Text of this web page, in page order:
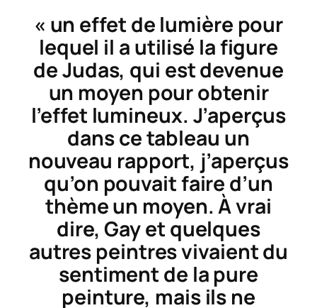
« un effet de lumière pour
lequel il a utilisé la figure
de Judas, qui est devenue
un moyen pour obtenir
l’effet lumineux. J’aperçus
dans ce tableau un
nouveau rapport, j’aperçus
qu’on pouvait faire d’un
thème un moyen. À vrai
dire, Gay et quelques
autres peintres vivaient du
sentiment de la pure
peinture, mais ils ne